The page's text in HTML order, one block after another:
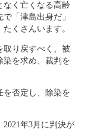
なく亡くなる高齢
「津島出身だ」
くさんいます。
取り戻すべく、被
染を求め、裁判を
を否定し、除染を
年3月に判決が